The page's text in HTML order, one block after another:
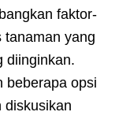
faktor-
tanaman yang
diinginkan.
beberapa opsi
diskusikan